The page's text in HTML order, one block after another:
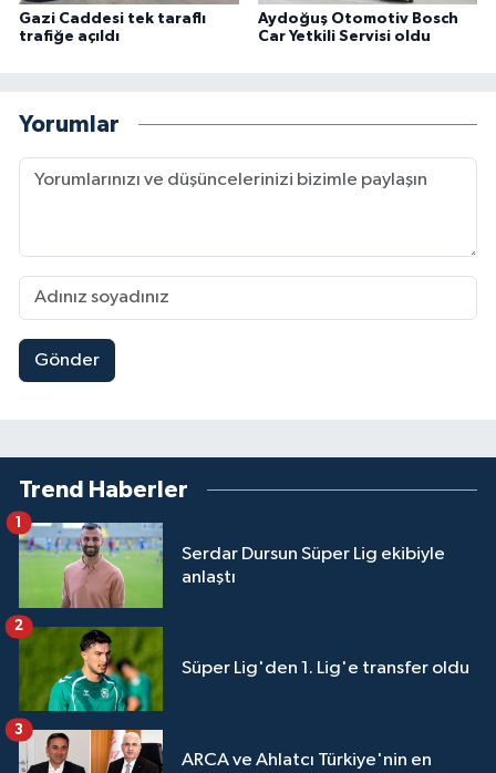
Gazi Caddesi tek taraflı
trafiğe açıldı
Aydoğuş Otomotiv Bosch
Car Yetkili Servisi oldu
Yorumlar
Gönder
Trend Haberler
Serdar Dursun Süper Lig ekibiyle
anlaştı
1
Süper Lig'den 1. Lig'e transfer oldu
2
ARCA ve Ahlatcı Türkiye'nin en
3